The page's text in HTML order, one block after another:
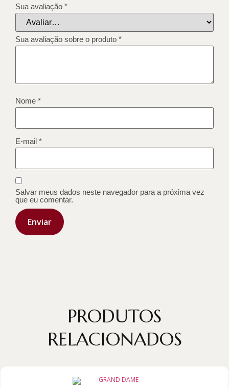
Sua avaliação *
Sua avaliação sobre o produto *
Nome *
E-mail *
Salvar meus dados neste navegador para a próxima vez
que eu comentar.
PRODUTOS
RELACIONADOS